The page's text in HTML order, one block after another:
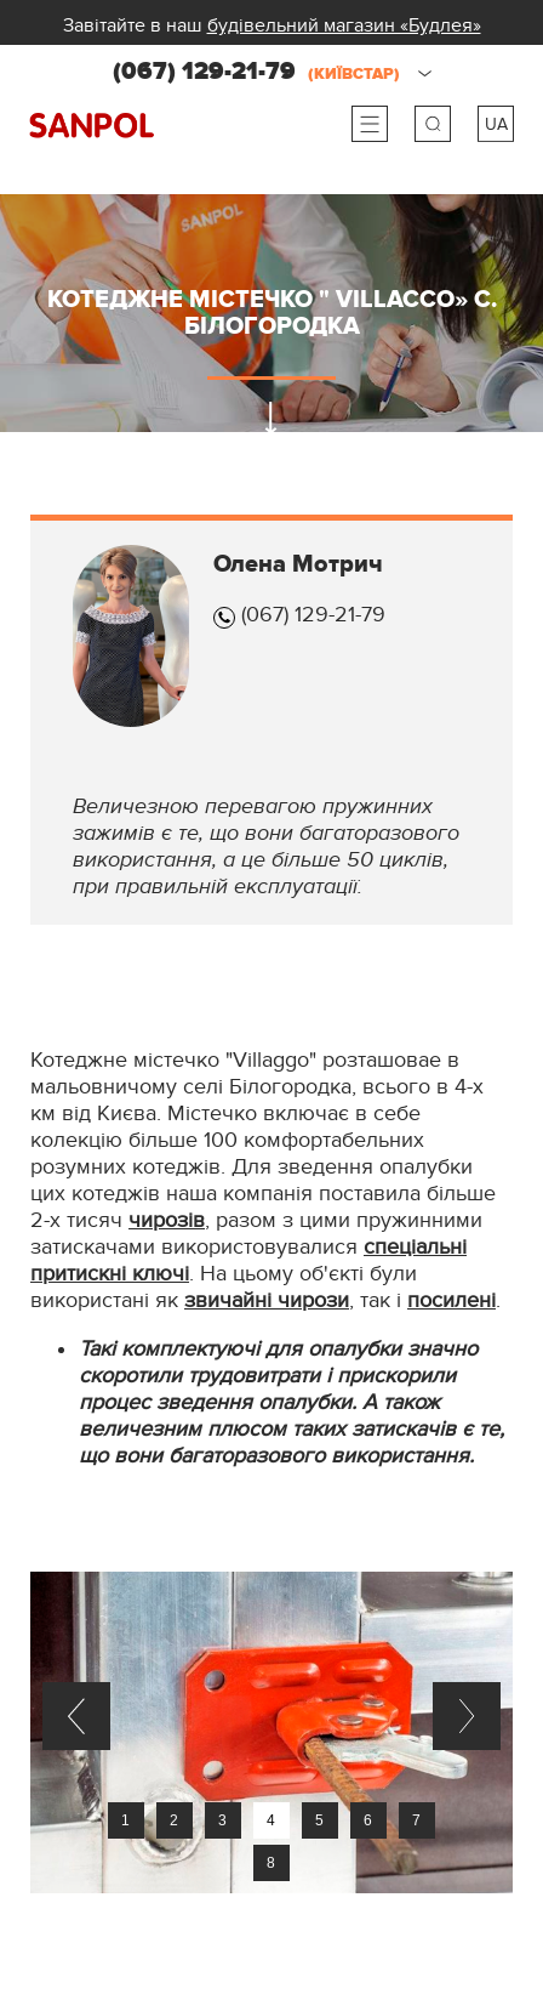
Завітайте в наш будівельний магазин «Будлея»
(067) 129-21-79 (КИЇВСТАР)
UA
ua
КОТЕДЖНЕ МІСТЕЧКО " VILLACCO» С.
БІЛОГОРОДКА
Олена Мотрич
(067) 129-21-79
Величезною перевагою пружинних
зажимів є те, що вони багаторазового
використання, а це більше 50 циклів,
при правильній експлуатації.
Котеджне містечко "Villaggo" розташовае в
мальовничому селі Білогородка, всього в 4-х
км від Києва. Містечко включає в себе
колекцію більше 100 комфортабельних
розумних котеджів. Для зведення опалубки
цих котеджів наша компанія поставила більше
2-х тисяч чирозів, разом з цими пружинними
затискачами використовувалися спеціальні
притискні ключі. На цьому об'єкті були
використані як звичайні чирози, так і посилені.
Такі комплектуючі для опалубки значно
скоротили трудовитрати і прискорили
процес зведення опалубки. А також
величезним плюсом таких затискачів є те,
що вони багаторазового використання.
1 2 3 4 5 6 7
8